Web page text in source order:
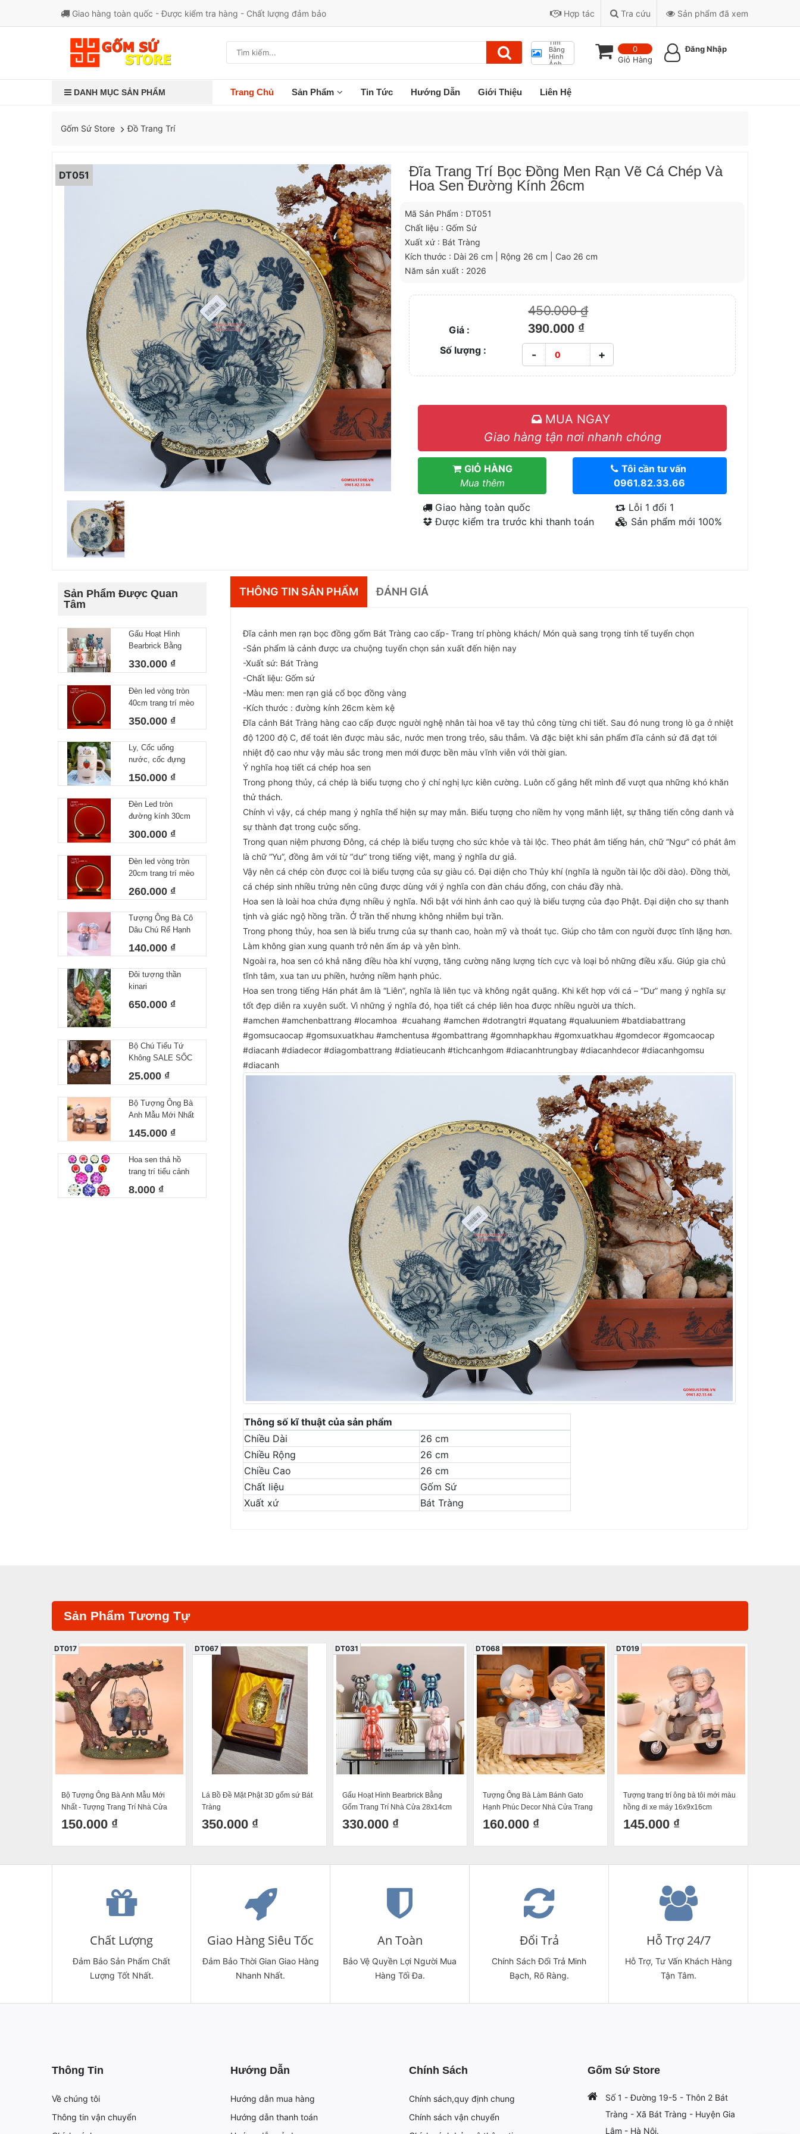
Giao hàng toàn quốc - Được kiểm tra hàng - Chất lượng đảm bảo Hợp tác Tra cứu Sản phẩm đã xem
Tìm
Bằng
Hình
Ảnh
0
Giỏ Hàng
Đăng Nhập
DANH MỤC SẢN PHẨM Trang Chủ Sản Phẩm Tin Tức Hướng Dẫn Giới Thiệu Liên Hệ
Gốm Sứ Store Đồ Trang Trí
DT051
Đĩa Trang Trí Bọc Đồng Men Rạn Vẽ Cá Chép Và
Hoa Sen Đường Kính 26cm
Mã Sản Phẩm : DT051
Chất liệu : Gốm Sứ
Xuất xứ : Bát Tràng
Kích thước : Dài 26 cm | Rộng 26 cm | Cao 26 cm
Năm sản xuất : 2026
450.000 ₫
Giá : 390.000 ₫
Số lượng : - +
MUA NGAY
Giao hàng tận nơi nhanh chóng
GIỎ HÀNG
Mua thêm
Tôi cần tư vấn
0961.82.33.66
Giao hàng toàn quốc
Được kiểm tra trước khi thanh toán
Lỗi 1 đổi 1
Sản phẩm mới 100%
Sản Phẩm Được Quan
Tâm
Gấu Hoạt Hình
Bearbrick Bằng
Gốm Trang Trí Nhà
Cửa 28x14cm
330.000 ₫
Đèn led vòng tròn
40cm trang trí mèo
phong thuỷ
350.000 ₫
Ly, Cốc uống
nước, cốc đựng
cháo hình mèo,
heo, hổ có nắp sứ
150.000 ₫
Đèn Led tròn
đường kính 30cm
trang trí mèo thần
tài, tượng phong
300.000 ₫
Đèn led vòng tròn
20cm trang trí mèo
phong thuỷ
260.000 ₫
Tượng Ông Bà Cô
Dâu Chú Rể Hạnh
Phúc Decor Nhà
Cửa Trang Trí
Tặng Ý Nghĩa Cho
Người Thân Yêu
140.000 ₫
Đôi tượng thần
kinari
650.000 ₫
Bộ Chú Tiểu Tứ
Không SALE SỐC
Bộ tượng chú tiểu
đáng yêu Bộ 4 chú
25.000 ₫
Bộ Tượng Ông Bà
Anh Mẫu Mới Nhất
Nhà Cửa Ông Bà
145.000 ₫
Hoa sen thả hồ
trang trí tiểu cảnh
thả bát tụ thủy,thả
hồ,thả bể cá
8.000 ₫
THÔNG TIN SẢN PHẨM ĐÁNH GIÁ
Đĩa cảnh men rạn bọc đồng gốm Bát Tràng cao cấp- Trang trí phòng khách/ Món quà sang trọng tinh tế tuyển chọn
-Sản phẩm là cảnh được ưa chuộng tuyển chọn sản xuất đến hiện nay
-Xuất sứ: Bát Tràng
-Chất liệu: Gốm sứ
-Màu men: men rạn giả cổ bọc đồng vàng
-Kích thước : đường kính 26cm kèm kệ
Đĩa cảnh Bát Tràng hàng cao cấp được người nghệ nhân tài hoa vẽ tay thủ công từng chi tiết. Sau đó nung trong lò ga ở nhiệt
độ 1200 độ C, để toát lên được màu sắc, nước men trong trẻo, sâu thẳm. Và đặc biệt khi sản phẩm đĩa cảnh sứ đã đạt tới
nhiệt độ cao như vậy màu sắc trong men mới được bền màu vĩnh viễn với thời gian.
Ý nghĩa hoạ tiết cá chép hoa sen
Trong phong thủy, cá chép là biểu tượng cho ý chí nghị lực kiên cường. Luôn cố gắng hết mình để vượt qua những khó khăn
thử thách.
Chính vì vậy, cá chép mang ý nghĩa thể hiện sự may mắn. Biểu tượng cho niềm hy vọng mãnh liệt, sự thăng tiến công danh và
sự thành đạt trong cuộc sống.
Trong quan niệm phương Đông, cá chép là biểu tượng cho sức khỏe và tài lộc. Theo phát âm tiếng hán, chữ “Ngư” có phát âm
là chữ “Yu”, đồng âm với từ “dư” trong tiếng việt, mang ý nghĩa dư giả.
Vậy nên cá chép còn được coi là biểu tượng của sự giàu có. Đại diện cho Thủy khí (nghĩa là nguồn tài lộc dồi dào). Đồng thời,
cá chép sinh nhiều trứng nên cũng được dùng với ý nghĩa con đàn cháu đống, con cháu đầy nhà.
Hoa sen là loài hoa chứa đựng nhiều ý nghĩa. Nổi bật với hình ảnh cao quý là biểu tượng của đạo Phật. Đại diện cho sự thanh
tịnh và giác ngộ hồng trần. Ở trần thế nhưng không nhiễm bụi trần.
Trong phong thủy, hoa sen là biểu trưng của sự thanh cao, hoàn mỹ và thoát tục. Giúp cho tâm con người được tĩnh lặng hơn.
Làm không gian xung quanh trở nên ấm áp và yên bình.
Ngoài ra, hoa sen có khả năng điều hòa khí vượng, tăng cường năng lượng tích cực và loại bỏ những điều xấu. Giúp gia chủ
tĩnh tâm, xua tan ưu phiền, hưởng niềm hạnh phúc.
Hoa sen trong tiếng Hán phát âm là “Liên”, nghĩa là liên tục và không ngắt quãng. Khi kết hợp với cá – “Dư” mang ý nghĩa sự
tốt đẹp diễn ra xuyên suốt. Vì những ý nghĩa đó, họa tiết cá chép liên hoa được nhiều người ưa thích.
#amchen #amchenbattrang #locamhoa #cuahang #amchen #dotrangtri #quatang #qualuuniem #batdiabattrang
#gomsucaocap #gomsuxuatkhau #amchentusa #gombattrang #gomnhapkhau #gomxuatkhau #gomdecor #gomcaocap
#diacanh #diadecor #diagombattrang #diatieucanh #tichcanhgom #diacanhtrungbay #diacanhdecor #diacanhgomsu
#diacanh
Thông số kĩ thuật của sản phẩm
Chiều Dài
26 cm
Chiều Rộng
26 cm
Chiều Cao
26 cm
Chất liệu
Gốm Sứ
Xuất xứ
Bát Tràng
Sản Phẩm Tương Tự
Bộ Tượng Ông Bà Anh Mẫu Mới
Nhất - Tượng Trang Trí Nhà Cửa
Ông Bà Xích Đu 17x16cm
150.000 ₫
DT017
Lá Bồ Đề Mặt Phật 3D gốm sứ Bát
Tràng
350.000 ₫
DT067
Gấu Hoạt Hình Bearbrick Bằng
Gốm Trang Trí Nhà Cửa 28x14cm
330.000 ₫
DT031
Tượng Ông Bà Làm Bánh Gato
Hạnh Phúc Decor Nhà Cửa Trang
Trí Bánh Kem Quà Tặng Ý Nghĩa
Cho Người Thân Yêu
160.000 ₫
DT068
Tượng trang trí ông bà tôi mới màu
hồng đi xe máy 16x9x16cm
145.000 ₫
DT019
Chất Lượng
Đảm Bảo Sản Phẩm Chất
Lượng Tốt Nhất.
Giao Hàng Siêu Tốc
Đảm Bảo Thời Gian Giao Hàng
Nhanh Nhất.
An Toàn
Bảo Vệ Quyền Lợi Người Mua
Hàng Tối Đa.
Đổi Trả
Chính Sách Đổi Trả Minh
Bạch, Rõ Ràng.
Hỗ Trợ 24/7
Hỗ Trợ, Tư Vấn Khách Hàng
Tận Tâm.
Thông Tin
Về chúng tôi
Thông tin vận chuyển
Hướng Dẫn
Hướng dẫn mua hàng
Hướng dẫn thanh toán
Chính Sách
Chính sách,quy định chung
Chính sách vận chuyển
Gốm Sứ Store
Số 1 - Đường 19-5 - Thôn 2 Bát
Tràng - Xã Bát Tràng - Huyện Gia
Lâm - Hà Nội.